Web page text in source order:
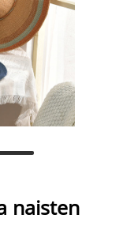
naisten